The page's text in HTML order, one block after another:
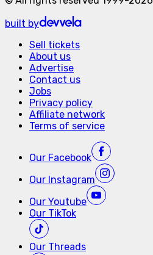
built by
Sell tickets
About us
Advertise
Contact us
Jobs
Privacy policy
Affiliate network
Terms of service
Our Facebook
Our Instagram
Our Youtube
Our TikTok
Our Threads